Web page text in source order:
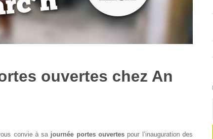
ouvertes chez An
convie à sa journée portes ouvertes pour l’inauguration des